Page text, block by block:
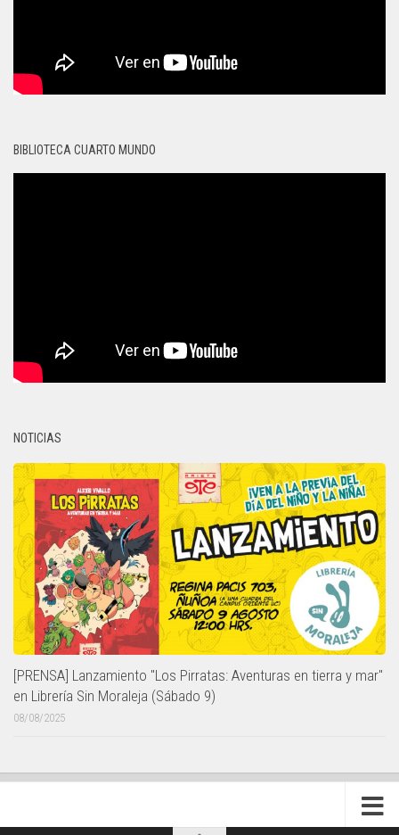
BIBLIOTECA CUARTO MUNDO
NOTICIAS
[PRENSA] Lanzamiento "Los Pirratas: Aventuras en tierra y mar"
en Librería Sin Moraleja (Sábado 9)
08/08/2025